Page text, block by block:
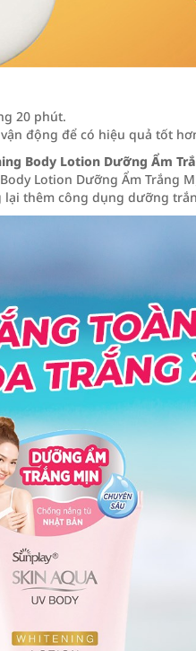
20 phút.
động để có hiệu quả tốt
Body Lotion Dưỡng Ẩm
Lotion Dưỡng Ẩm Trắng
thêm công dụng dưỡng